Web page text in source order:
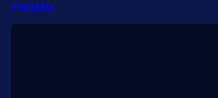
PROMO